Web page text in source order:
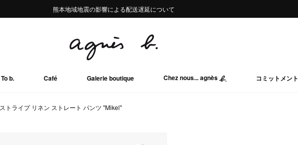
熊本地域地震の影響による配送遅延について
Summer Sale 2buy10%OFF!!
熊本地域地震の影響による配送遅延について
Summer Sale 2buy10%OFF!!
To b. Café Galerie boutique Chez nous... agnès コミットメント
トライプ リネン ストレート パンツ "Mikel"